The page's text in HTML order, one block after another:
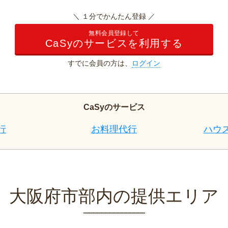
＼ １分でかんたん登録 ／
無料会員登録して
CaSyのサービスを利用する
すでに会員の方は、 ログイン
CaSyのサービス
お料理代行 ハウ
大阪府市部内の提供エリア